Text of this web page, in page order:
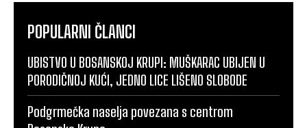
POPULARNI ČLANCI
UBISTVO U BOSANSKOJ KRUPI: MUŠKARAC UBIJEN U
PORODIČNOJ KUĆI, JEDNO LICE LIŠENO SLOBODE
Podgrmečka naselja povezana s centrom